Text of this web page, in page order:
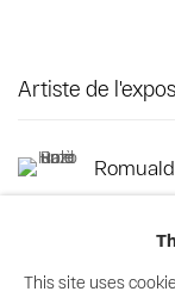
Artiste de
This site uses